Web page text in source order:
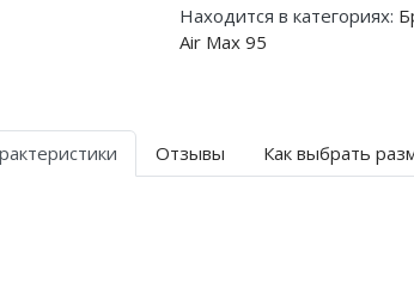
Находится в категориях:
Air Max 95
Отзывы Как выбрать